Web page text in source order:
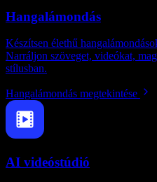
Hangalámondás
Készítsen élethű
Narráljon szöveget, videókat,
stílusban.
Hangalámondás megtekintése
AI videóstúdió